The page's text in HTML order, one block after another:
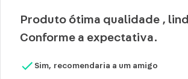
Produto ótima qualidade ,
Conforme a expectativa.
Sim, recomendaria a um amigo